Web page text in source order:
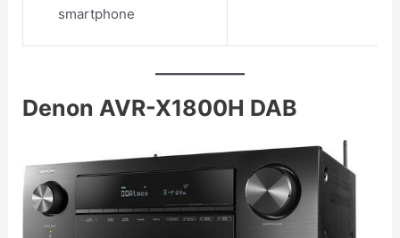
smartphone
Denon AVR-X1800H DAB